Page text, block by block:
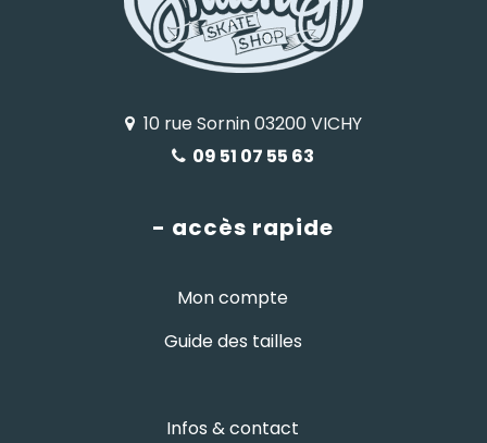
10 rue Sornin 03200 VICHY
09 51 07 55 63
- accès rapide
Mon compte
Guide des tailles
Infos & contact